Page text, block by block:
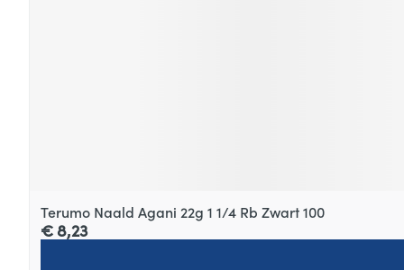
Terumo Naald Agani 22g 1 1/4 Rb Zwart 100
€ 8,23